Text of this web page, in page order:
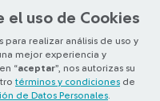
el uso de Cookies
realizar análisis de uso y
mejor experiencia y
“aceptar”, nos autorizas su
términos y condiciones de
de Datos Personales
2026